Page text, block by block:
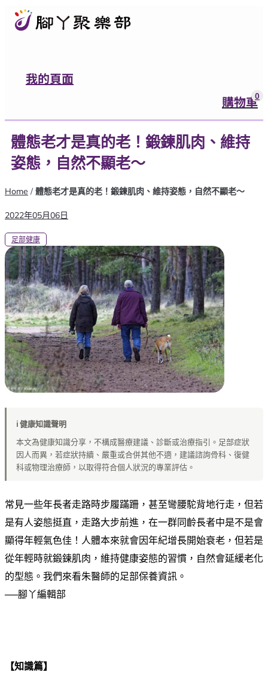
我的頁面
購物車0
購物車
營業時間：週一至週五9:00~12:00，
加入官方LINE好友
腳ㄚ聚樂部
腳ㄚ市集
課程活動
足部照護
關於我們
體態老才是真的老！鍛鍊肌肉、維持
姿態，自然不顯老～
Home / 體態老才是真的老！鍛鍊肌肉、維持姿態，自然不顯老～
2022年05月06日
足部健康
ℹ️ 健康知識聲明
本文為健康知識分享，不構成醫療建議、診斷或治療指引。足部症狀
因人而異，若症狀持續、嚴重或合併其他不適，建議諮詢骨科、復健
科或物理治療師，以取得符合個人狀況的專業評估。
常見一些年長者走路時步履蹣跚，甚至彎腰駝背地行走，但若
是有人姿態挺直，走路大步前進，在一群同齡長者中是不是會
顯得年輕氣色佳！人體本來就會因年紀增長開始衰老，但若是
從年輕時就鍛鍊肌肉，維持健康姿態的習慣，自然會延緩老化
的型態。我們來看朱醫師的足部保養資訊。
──腳丫編輯部
【知識篇】